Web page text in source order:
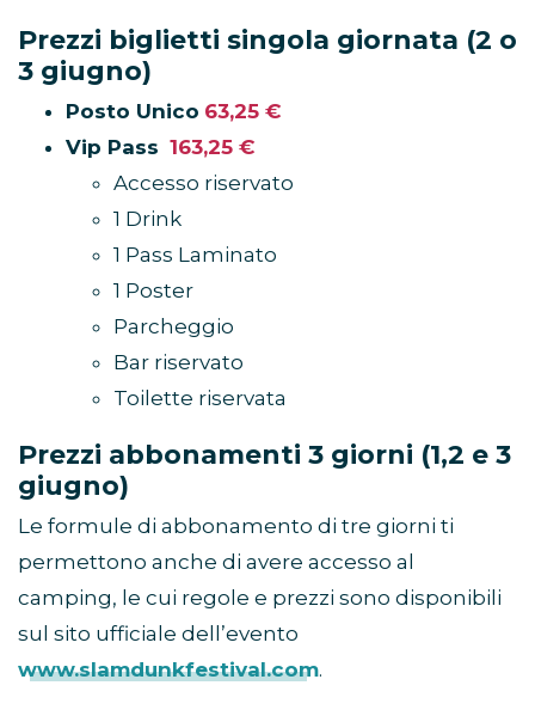
Prezzi biglietti singola giornata (2 o
3 giugno)
Posto Unico 63,25 €
Vip Pass 163,25 €
Accesso riservato
1 Drink
1 Pass Laminato
1 Poster
Parcheggio
Bar riservato
Toilette riservata
Prezzi abbonamenti 3 giorni (1,2 e 3
giugno)
Le formule di abbonamento di tre giorni ti
permettono anche di avere accesso al
camping, le cui regole e prezzi sono disponibili
sul sito ufficiale dell’evento
www.slamdunkfestival.com.